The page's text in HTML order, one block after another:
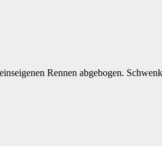
Rennen abgebogen.